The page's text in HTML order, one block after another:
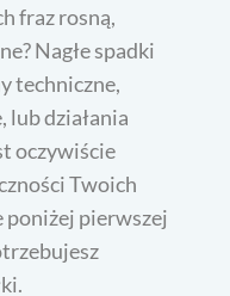
fraz rosną,
Nagłe spadki
techniczne,
lub działania
oczywiście
Twoich
poniżej pierwszej